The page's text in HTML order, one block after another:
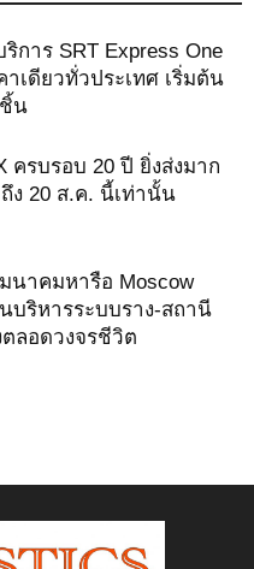
การ SRT Express One
าเดียวทั่วประเทศ เริ่มต้น
น
ครบรอบ 20 ปี ยิ่งส่งมาก
ง 20 ส.ค. นี้เท่านั้น
นาคมหารือ Moscow
บริหารระบบราง-สถานี
ลอดวงจรชีวิต